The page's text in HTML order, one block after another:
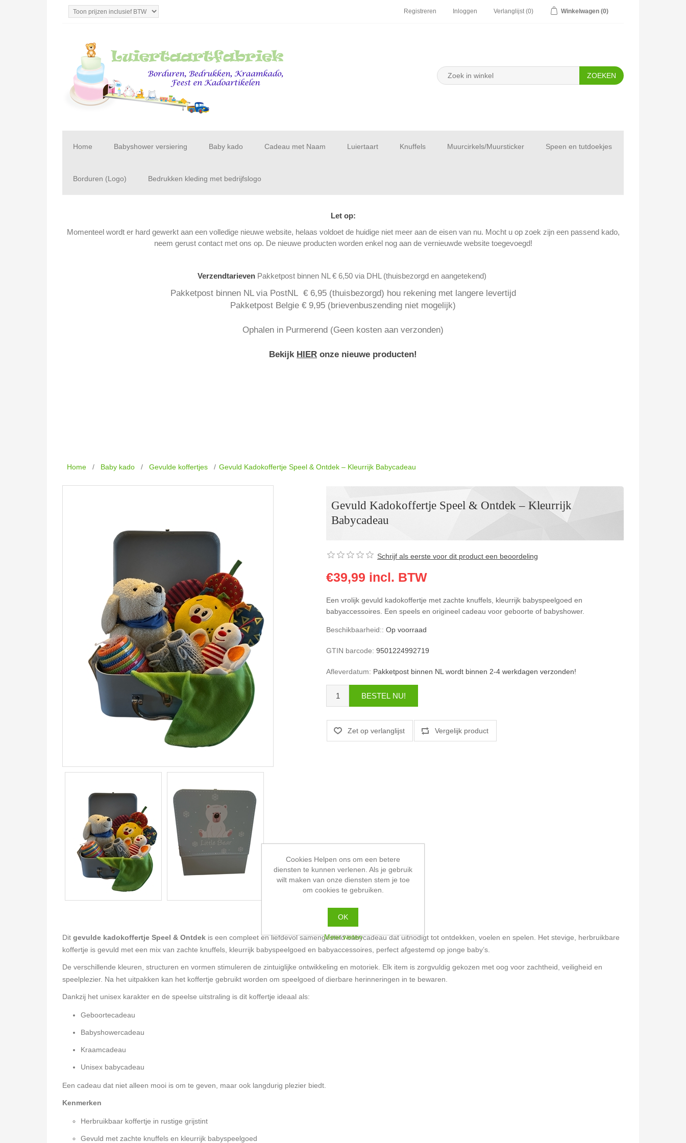
Registreren Inloggen Verlanglijst (0) Winkelwagen (0)
Home Babyshower versiering Baby kado Cadeau met Naam Luiertaart Knuffels Muurcirkels/Muursticker Speen en tutdoekjes
Borduren (Logo) Bedrukken kleding met bedrijfslogo
Let op:
Momenteel wordt er hard gewerkt aan een volledige nieuwe website, helaas voldoet de huidige niet meer aan de eisen van nu. Mocht u op zoek zijn een passend kado,
neem gerust contact met ons op. De nieuwe producten worden enkel nog aan de vernieuwde website toegevoegd!
Verzendtarieven Pakketpost binnen NL € 6,50 via DHL (thuisbezorgd en aangetekend)
Pakketpost binnen NL via PostNL € 6,95 (thuisbezorgd) hou rekening met langere levertijd
Pakketpost Belgie € 9,95 (brievenbuszending niet mogelijk)
Ophalen in Purmerend (Geen kosten aan verzonden)
Bekijk HIER onze nieuwe producten!
Home / Baby kado / Gevulde koffertjes / Gevuld Kadokoffertje Speel & Ontdek – Kleurrijk Babycadeau
Gevuld Kadokoffertje Speel & Ontdek – Kleurrijk
Babycadeau
Schrijf als eerste voor dit product een beoordeling
€39,99 incl. BTW
Een vrolijk gevuld kadokoffertje met zachte knuffels, kleurrijk babyspeelgoed en
babyaccessoires. Een speels en origineel cadeau voor geboorte of babyshower.
Beschikbaarheid:: Op voorraad
GTIN barcode: 9501224992719
Afleverdatum: Pakketpost binnen NL wordt binnen 2-4 werkdagen verzonden!
Dit gevulde kadokoffertje Speel & Ontdek is een compleet en liefdevol samengesteld babycadeau dat uitnodigt tot ontdekken, voelen en spelen. Het stevige, herbruikbare
koffertje is gevuld met een mix van zachte knuffels, kleurrijk babyspeelgoed en babyaccessoires, perfect afgestemd op jonge baby’s.
De verschillende kleuren, structuren en vormen stimuleren de zintuiglijke ontwikkeling en motoriek. Elk item is zorgvuldig gekozen met oog voor zachtheid, veiligheid en
speelplezier. Na het uitpakken kan het koffertje gebruikt worden om speelgoed of dierbare herinneringen in te bewaren.
Dankzij het unisex karakter en de speelse uitstraling is dit koffertje ideaal als:
Geboortecadeau
Babyshowercadeau
Kraamcadeau
Unisex babycadeau
Een cadeau dat niet alleen mooi is om te geven, maar ook langdurig plezier biedt.
Kenmerken
Herbruikbaar koffertje in rustige grijstint
Gevuld met zachte knuffels en kleurrijk babyspeelgoed
Cookies Helpen ons om een betere
diensten te kunnen verlenen. Als je gebruik
wilt maken van onze diensten stem je toe
om cookies te gebruiken.
OK
Meer weten